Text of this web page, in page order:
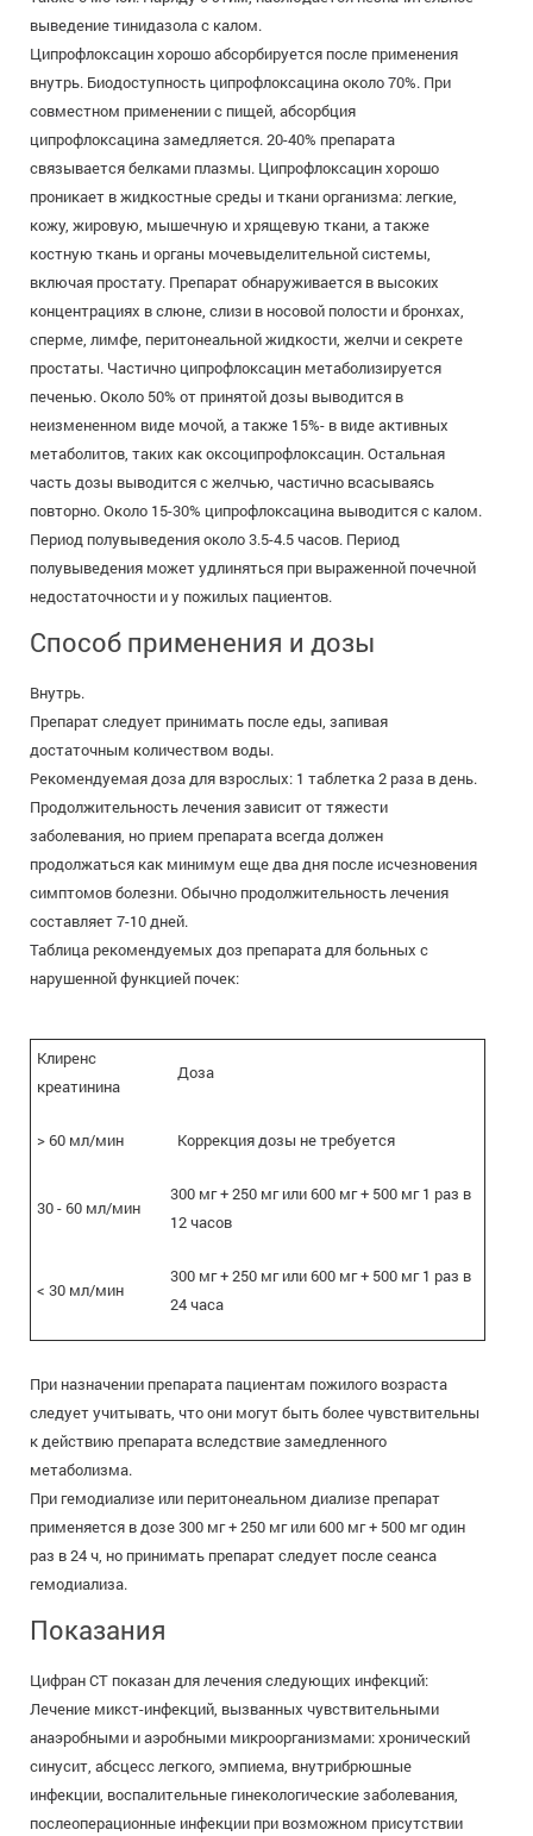
выведение тинидазола с калом.
Ципрофлоксацин хорошо абсорбируется после применения
внутрь. Биодоступность ципрофлоксацина около 70%. При
совместном применении с пищей, абсорбция
ципрофлоксацина замедляется. 20-40% препарата
связывается белками плазмы. Ципрофлоксацин хорошо
проникает в жидкостные среды и ткани организма: легкие,
кожу, жировую, мышечную и хрящевую ткани, а также
костную ткань и органы мочевыделительной системы,
включая простату. Препарат обнаруживается в высоких
концентрациях в слюне, слизи в носовой полости и бронхах,
сперме, лимфе, перитонеальной жидкости, желчи и секрете
простаты. Частично ципрофлоксацин метаболизируется
печенью. Около 50% от принятой дозы выводится в
неизмененном виде мочой, а также 15%- в виде активных
метаболитов, таких как оксоципрофлоксацин. Остальная
часть дозы выводится с желчью, частично всасываясь
повторно. Около 15-30% ципрофлоксацина выводится с калом.
Период полувыведения около 3.5-4.5 часов. Период
полувыведения может удлиняться при выраженной почечной
недостаточности и у пожилых пациентов.
Способ применения и дозы
Внутрь.
Препарат следует принимать после еды, запивая
достаточным количеством воды.
Рекомендуемая доза для взрослых: 1 таблетка 2 раза в день.
Продолжительность лечения зависит от тяжести
заболевания, но прием препарата всегда должен
продолжаться как минимум еще два дня после исчезновения
симптомов болезни. Обычно продолжительность лечения
составляет 7-10 дней.
Таблица рекомендуемых доз препарата для больных с
нарушенной функцией почек:
Клиренс
креатинина
Доза
> 60 мл/мин Коррекция дозы не требуется
30 - 60 мл/мин
300 мг + 250 мг или 600 мг + 500 мг 1 раз в
12 часов
< 30 мл/мин
300 мг + 250 мг или 600 мг + 500 мг 1 раз в
24 часа
При назначении препарата пациентам пожилого возраста
следует учитывать, что они могут быть более чувствительны
к действию препарата вследствие замедленного
метаболизма.
При гемодиализе или перитонеальном диализе препарат
применяется в дозе 300 мг + 250 мг или 600 мг + 500 мг один
раз в 24 ч, но принимать препарат следует после сеанса
гемодиализа.
Показания
Цифран СТ показан для лечения следующих инфекций:
Лечение микст-инфекций, вызванных чувствительными
анаэробными и аэробными микроорганизмами: хронический
синусит, абсцесс легкого, эмпиема, внутрибрюшные
инфекции, воспалительные гинекологические заболевания,
послеоперационные инфекции при возможном присутствии